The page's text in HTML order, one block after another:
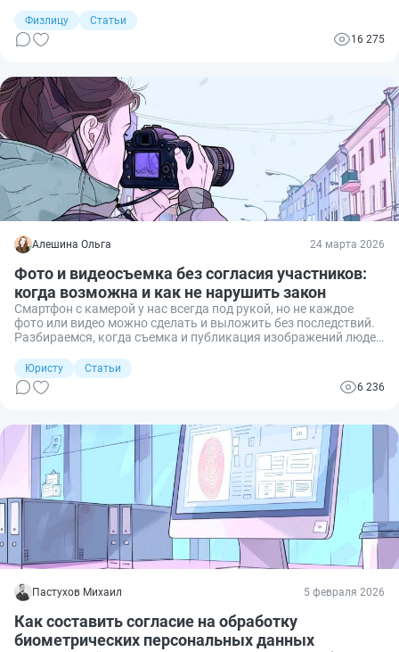
фиксировать личные и телефонные беседы, переговоры на
работе и разговоры с полицией, ГИБДД и налоговой — и в
каких случаях такую запись примут как доказательство.
Физлицу
Статьи
16 275
Алешина Ольга 24 марта 2026
Фото и видеосъемка без согласия участников:
когда возможна и как не нарушить закон
Смартфон с камерой у нас всегда под рукой, но не каждое
фото или видео можно сделать и выложить без последствий.
Разбираемся, когда съемка и публикация изображений людей
на претензии и суд.
Юристу
Статьи
6 236
Пастухов Михаил 5 февраля 2026
Как составить согласие на обработку
биометрических персональных данных